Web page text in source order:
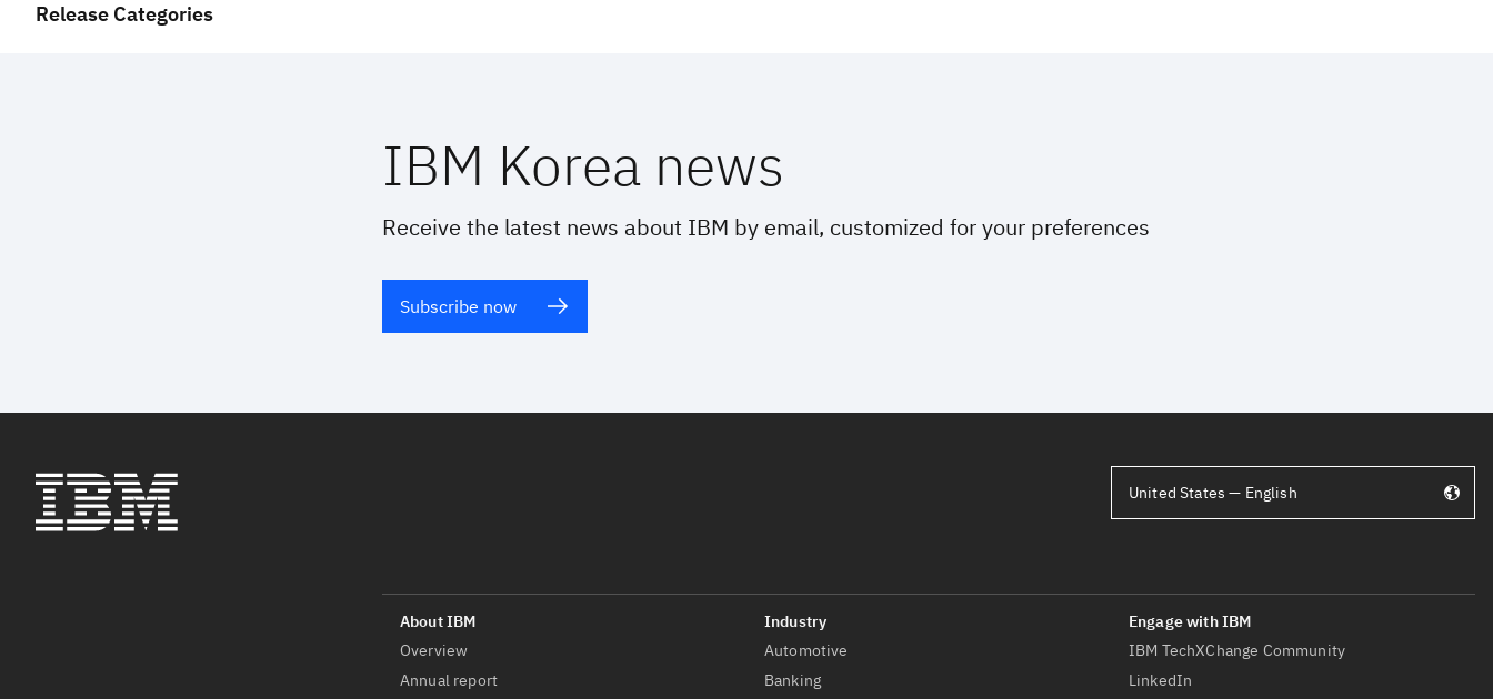
Release Categories
IBM Korea news
Receive the latest news about IBM by email, customized for your preferences
Subscribe now
Overview
Annual report
Automotive
Banking
IBM TechXChange Community
LinkedIn
United States — English